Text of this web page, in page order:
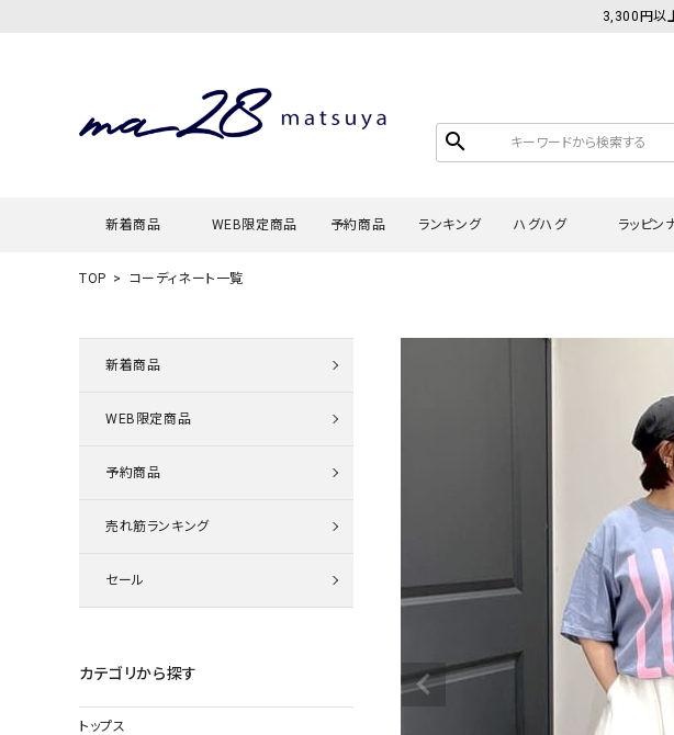
3,300円以
search
新着商品 WEB限定商品 予約商品 ランキング ハグハグ
その他のパンツ
ラッピン
タンクトップ・キャミソール
デニムパンツ
その他のパンツ
TOP コーディネート一覧
新着商品
WEB限定商品
予約商品
売れ筋ランキング
セール
カテゴリから探す
トップス